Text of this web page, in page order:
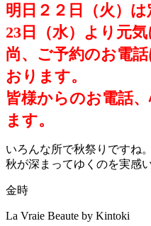
明日２２日（火）は
23日（水）より元
尚、ご予約のお電
おります。
皆様からのお電話
ます。
いろんな所で秋祭りですね。
秋が深まってゆくのを実感
金時
La Vraie Beaute by Kintoki